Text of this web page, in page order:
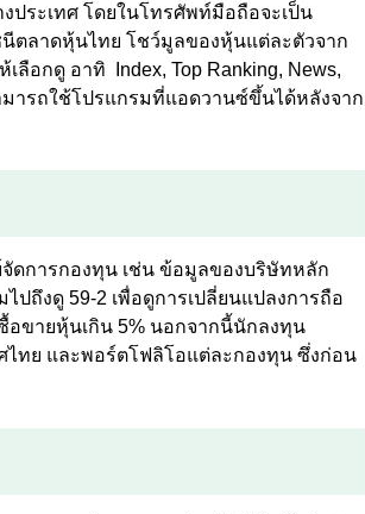
ระเทศ โดยในโทรศัพท์มือถือจะเป็น
ตลาดหุ้นไทย โชว์มูลของหุ้นแต่ละตัวจาก
ลือกดู อาทิ Index, Top Ranking, News,
ารถใช้โปรแกรมที่แอดวานซ์ขึ้นได้หลังจาก
ดการกองทุน เช่น ข้อมูลของบริษัทหลัก
ปถึงดู 59-2 เพื่อดูการเปลี่ยนแปลงการถือ
อขายหุ้นเกิน 5% นอกจากนี้นักลงทุน
ไทย และพอร์ตโฟลิโอแต่ละกองทุน ซึ่งก่อน